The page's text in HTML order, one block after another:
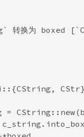
转换为 boxed
=